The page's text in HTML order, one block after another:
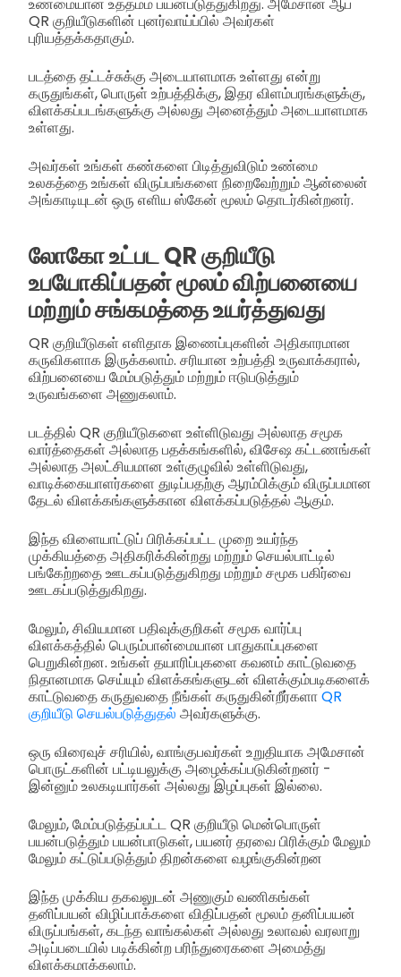
QR குறியீடுகளின் புனர்வாய்ப்பில் அவர்கள்
புரியத்தக்கதாகும்.
படத்தை தட்டச்சுக்கு அடையாளமாக உள்ளது என்று
கருதுங்கள், பொருள் உற்பத்திக்கு, இதர விளம்பரங்களுக்கு,
விளக்கப்படங்களுக்கு அல்லது அனைத்தும் அடையாளமாக
உள்ளது.
அவர்கள் உங்கள் கண்களை பிடித்துவிடும் உண்மை
உலகத்தை உங்கள் விருப்பங்களை நிறைவேற்றும் ஆன்லைன்
அங்காடியுடன் ஒரு எளிய ஸ்கேன் மூலம் தொடர்கின்றனர்.
லோகோ உட்பட QR குறியீடு
உபயோகிப்பதன் மூலம் விற்பனையை
மற்றும் சங்கமத்தை உயர்த்துவது
QR குறியீடுகள் எளிதாக இணைப்புகளின் அதிகாரமான
கருவிகளாக இருக்கலாம். சரியான உற்பத்தி உருவாக்கரால்,
விற்பனையை மேம்படுத்தும் மற்றும் ஈடுபடுத்தும்
உருவங்களை அணுகலாம்.
படத்தில் QR குறியீடுகளை உள்ளிடுவது அல்லாத சமூக
வார்த்தைகள் அல்லாத பதக்கங்களில், விசேஷ கட்டணங்கள்
அல்லாத அலட்சியமான உள்குழுவில் உள்ளிடுவது,
வாடிக்கையாளர்களை துடிப்பதற்கு ஆரம்பிக்கும் விருப்பமான
தேடல் விளக்கங்களுக்கான விளக்கப்படுத்தல் ஆகும்.
இந்த விளையாட்டுப் பிரிக்கப்பட்ட முறை உயர்ந்த
முக்கியத்தை அதிகரிக்கின்றது மற்றும் செயல்பாட்டில்
பங்கேற்றதை ஊடகப்படுத்துகிறது மற்றும் சமூக பகிர்வை
ஊடகப்படுத்துகிறது.
மேலும், சிவியமான பதிவுக்குறிகள் சமூக வார்ப்பு
விளக்கத்தில் பெரும்பான்மையான பாதுகாப்புகளை
பெறுகின்றன. உங்கள் தயாரிப்புகளை கவனம் காட்டுவதை
நிதானமாக செய்யும் விளக்கங்களுடன் விளக்கும்படிகளைக்
காட்டுவதை கருதுவதை நீங்கள் கருதுகின்றீர்களாQR
குறியீடு செயல்படுத்துதல் அவர்களுக்கு.
ஒரு விரைவுச் சரியில், வாங்குபவர்கள் உறுதியாக அமேசான்
பொருட்களின் பட்டியலுக்கு அழைக்கப்படுகின்றனர் -
இன்னும் உலகடியார்கள் அல்லது இழப்புகள் இல்லை.
மேலும், மேம்படுத்தப்பட்ட QR குறியீடு மென்பொருள்
பயன்படுத்தும் பயன்பாடுகள், பயனர் தரவை பிரிக்கும் மேலும்
மேலும் கட்டுப்படுத்தும் திறன்களை வழங்குகின்றன
இந்த முக்கிய தகவலுடன் அணுகும் வணிகங்கள்
தனிப்பயன் விழிப்பாக்களை விதிப்பதன் மூலம் தனிப்பயன்
விருப்பங்கள், கடந்த வாங்கல்கள் அல்லது உலாவல் வரலாறு
அடிப்படையில் படிக்கின்ற பரிந்துரைகளை அமைத்து
விளக்கமாக்கலாம்.